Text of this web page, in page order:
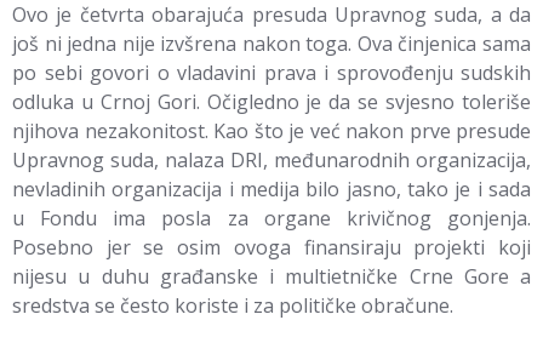
Ovo je četvrta obarajuća presuda Upravnog suda, a da
još ni jedna nije izvšrena nakon toga. Ova činjenica sama
po sebi govori o vladavini prava i sprovođenju sudskih
odluka u Crnoj Gori. Očigledno je da se svjesno toleriše
njihova nezakonitost. Kao što je već nakon prve presude
Upravnog suda, nalaza DRI, međunarodnih organizacija,
nevladinih organizacija i medija bilo jasno, tako je i sada
u Fondu ima posla za organe krivičnog gonjenja.
Posebno jer se osim ovoga finansiraju projekti koji
nijesu u duhu građanske i multietničke Crne Gore a
sredstva se često koriste i za političke obračune.